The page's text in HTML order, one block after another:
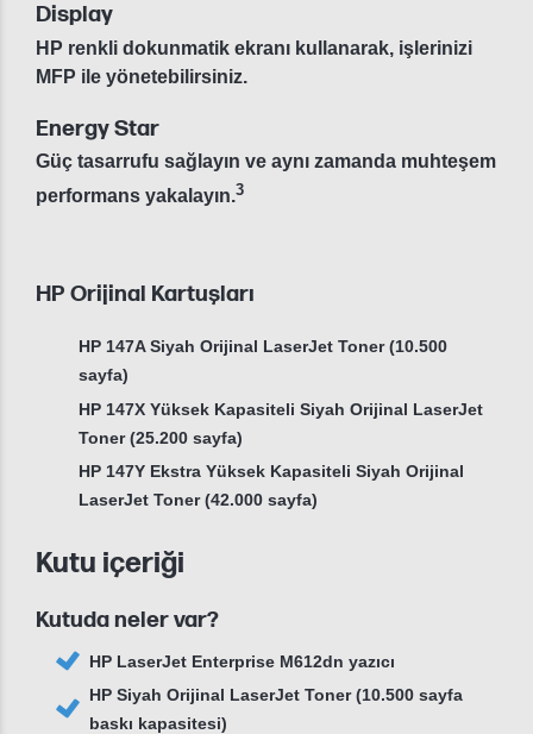
Display
HP renkli dokunmatik ekranı kullanarak, işlerinizi
MFP ile yönetebilirsiniz.
Energy Star
Güç tasarrufu sağlayın ve aynı zamanda muhteşem
performans yakalayın.3
HP Orijinal Kartuşları
HP 147A Siyah Orijinal LaserJet Toner (10.500
sayfa)
HP 147X Yüksek Kapasiteli Siyah Orijinal LaserJet
Toner (25.200 sayfa)
HP 147Y Ekstra Yüksek Kapasiteli Siyah Orijinal
LaserJet Toner (42.000 sayfa)
Kutu içeriği
Kutuda neler var?
HP LaserJet Enterprise M612dn yazıcı
HP Siyah Orijinal LaserJet Toner (10.500 sayfa
baskı kapasitesi)